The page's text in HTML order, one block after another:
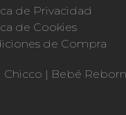
de Privacidad
de Cookies
de Compra
Chicco | Bebé Reborn